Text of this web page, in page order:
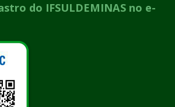
do IFSULDEMINAS no e-